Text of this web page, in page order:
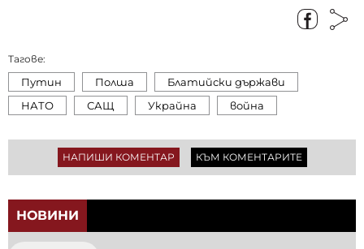
Тагове:
Путин Полша
Блатийски държави
НАТО
САЩ Украйна война
НАПИШИ КОМЕНТАР КЪМ КОМЕНТАРИТЕ
НОВИНИ